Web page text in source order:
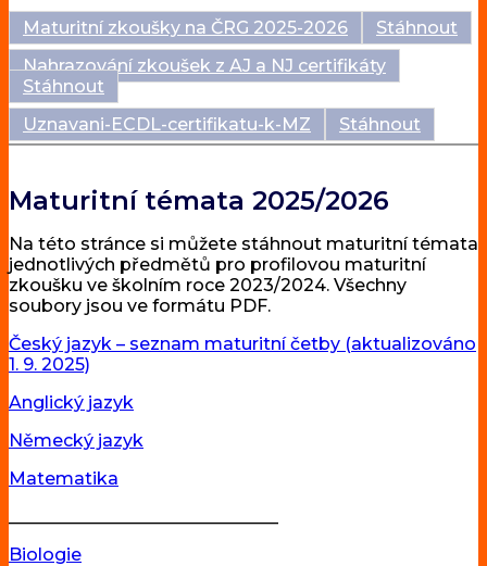
Maturitní zkoušky na ČRG 2025-2026
Stáhnout
Nahrazování zkoušek z AJ a NJ certifikáty
Stáhnout
Uznavani-ECDL-certifikatu-k-MZ
Stáhnout
Maturitní témata 2025/2026
Na této stránce si můžete stáhnout maturitní témata
jednotlivých předmětů pro profilovou maturitní
zkoušku ve školním roce 2023/2024. Všechny
soubory jsou ve formátu PDF.
Český jazyk – seznam maturitní četby (aktualizováno
1. 9. 2025)
Anglický jazyk
Německý jazyk
Matematika
_______________________________
Biologie